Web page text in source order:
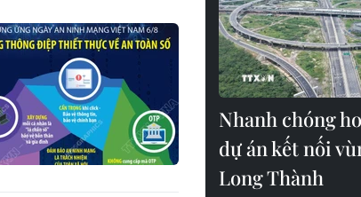
Nhanh chóng
dự án kết nối
Long Thành